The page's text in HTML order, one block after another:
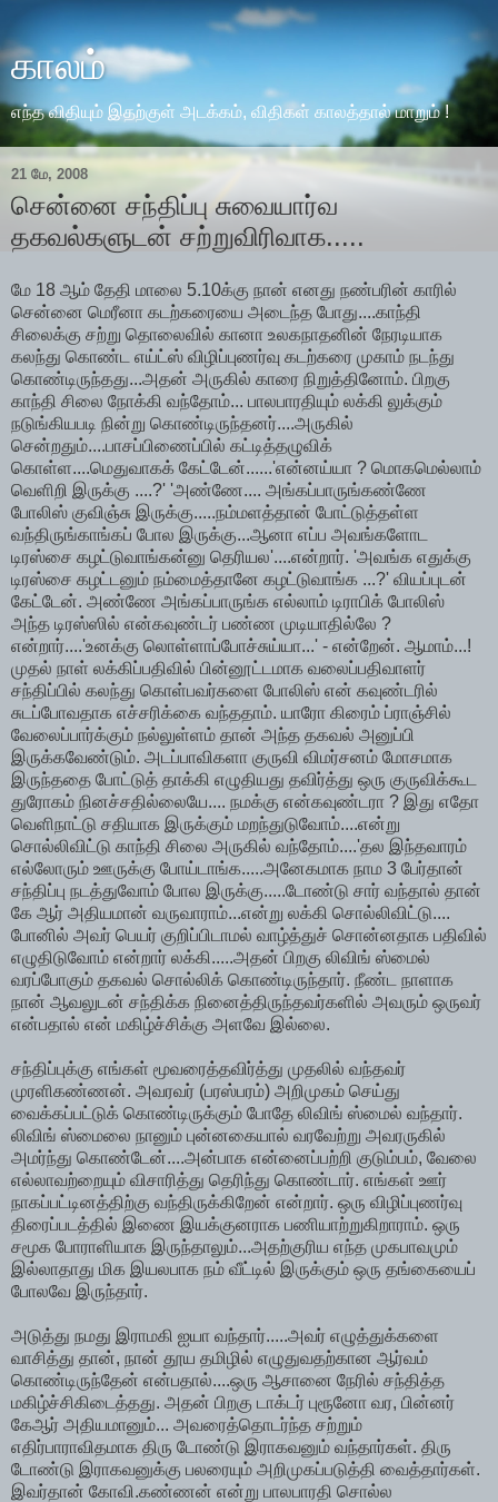
காலம்
எந்த விதியும் இதற்குள் அடக்கம், விதிகள் காலத்தால் மாறும் !
21 மே, 2008
சென்னை சந்திப்பு சுவையார்வ
தகவல்களுடன் சற்றுவிரிவாக.....
மே 18 ஆம் தேதி மாலை 5.10க்கு நான் எனது நண்பரின் காரில்
சென்னை மெரீனா கடற்கரையை அடைந்த போது....காந்தி
சிலைக்கு சற்று தொலைவில் கானா உலகநாதனின் நேரடியாக
கலந்து கொண்ட எய்ட்ஸ் விழிப்புணர்வு கடற்கரை முகாம் நடந்து
கொண்டிருந்தது...அதன் அருகில் காரை நிறுத்தினோம். பிறகு
காந்தி சிலை நோக்கி வந்தோம்... பாலபாரதியும் லக்கி லுக்கும்
நடுங்கியபடி நின்று கொண்டிருந்தனர்....அருகில்
சென்றதும்....பாசப்பிணைப்பில் கட்டித்தழுவிக்
கொள்ள....மெதுவாகக் கேட்டேன்......'என்னய்யா ? மொகமெல்லாம்
வெளிறி இருக்கு ....?' 'அண்ணே.... அங்கப்பாருங்கண்ணே
போலிஸ் குவிஞ்சு இருக்கு.....நம்மளத்தான் போட்டுத்தள்ள
வந்திருங்காங்கப் போல இருக்கு...ஆனா எப்ப அவங்களோட
டிரஸ்சை கழட்டுவாங்கன்னு தெரியல'....என்றார். 'அவங்க எதுக்கு
டிரஸ்சை கழட்டனும் நம்மைத்தானே கழட்டுவாங்க ...?' வியப்புடன்
கேட்டேன். அண்ணே அங்கப்பாருங்க எல்லாம் டிராபிக் போலிஸ்
அந்த டிரஸ்ஸில் என்கவுண்டர் பண்ண முடியாதில்லே ?
என்றார்....'உனக்கு லொள்ளாப்போச்சுய்யா...' - என்றேன். ஆமாம்...!
முதல் நாள் லக்கிப்பதிவில் பின்னூட்டமாக வலைப்பதிவாளர்
சந்திப்பில் கலந்து கொள்பவர்களை போலிஸ் என் கவுண்டரில்
சுடப்போவதாக எச்சரிக்கை வந்ததாம். யாரோ கிரைம் ப்ராஞ்சில்
வேலைப்பார்க்கும் நல்லுள்ளம் தான் அந்த தகவல் அனுப்பி
இருக்கவேண்டும். அடப்பாவிகளா குருவி விமர்சனம் மோசமாக
இருந்ததை போட்டுத் தாக்கி எழுதியது தவிர்த்து ஒரு குருவிக்கூட
துரோகம் நினச்சதில்லையே.... நமக்கு என்கவுண்டரா ? இது எதோ
வெளிநாட்டு சதியாக இருக்கும் மறந்துடுவோம்....என்று
சொல்லிவிட்டு காந்தி சிலை அருகில் வந்தோம்....'தல இந்தவாரம்
எல்லோரும் ஊருக்கு போய்டாங்க.....அனேகமாக நாம 3 பேர்தான்
சந்திப்பு நடத்துவோம் போல இருக்கு.....டோண்டு சார் வந்தால் தான்
கே ஆர் அதியமான் வருவாராம்...என்று லக்கி சொல்லிவிட்டு....
போனில் அவர் பெயர் குறிப்பிடாமல் வாழ்த்துச் சொன்னதாக பதிவில்
எழுதிடுவோம் என்றார் லக்கி.....அதன் பிறகு லிவிங் ஸ்மைல்
வரப்போகும் தகவல் சொல்லிக் கொண்டிருந்தார். நீண்ட நாளாக
நான் ஆவலுடன் சந்திக்க நினைத்திருந்தவர்களில் அவரும் ஒருவர்
என்பதால் என் மகிழ்ச்சிக்கு அளவே இல்லை.
சந்திப்புக்கு எங்கள் மூவரைத்தவிர்த்து முதலில் வந்தவர்
முரளிகண்ணன். அவரவர் (பரஸ்பரம்) அறிமுகம் செய்து
வைக்கப்பட்டுக் கொண்டிருக்கும் போதே லிவிங் ஸ்மைல் வந்தார்.
லிவிங் ஸ்மைலை நானும் புன்னகையால் வரவேற்று அவரருகில்
அமர்ந்து கொண்டேன்....அன்பாக என்னைப்பற்றி குடும்பம், வேலை
எல்லாவற்றையும் விசாரித்து தெரிந்து கொண்டார். எங்கள் ஊர்
நாகப்பட்டினத்திற்கு வந்திருக்கிறேன் என்றார். ஒரு விழிப்புணர்வு
திரைப்படத்தில் இணை இயக்குனராக பணியாற்றுகிறாராம். ஒரு
சமூக போராளியாக இருந்தாலும்...அதற்குரிய எந்த முகபாவமும்
இல்லாதாது மிக இயலபாக நம் வீட்டில் இருக்கும் ஒரு தங்கையைப்
போலவே இருந்தார்.
அடுத்து நமது இராமகி ஐயா வந்தார்.....அவர் எழுத்துக்களை
வாசித்து தான், நான் தூய தமிழில் எழுதுவதற்கான ஆர்வம்
கொண்டிருந்தேன் என்பதால்....ஒரு ஆசானை நேரில் சந்தித்த
மகிழ்ச்சிகிடைத்தது. அதன் பிறகு டாக்டர் புரூனோ வர, பின்னர்
கேஆர் அதியமானும்... அவரைத்தொடர்ந்த சற்றும்
எதிர்பாராவிதமாக திரு டோண்டு இராகவனும் வந்தார்கள். திரு
டோண்டு இராகவனுக்கு பலரையும் அறிமுகப்படுத்தி வைத்தார்கள்.
இவர்தான் கோவி.கண்ணன் என்று பாலபாரதி சொல்ல